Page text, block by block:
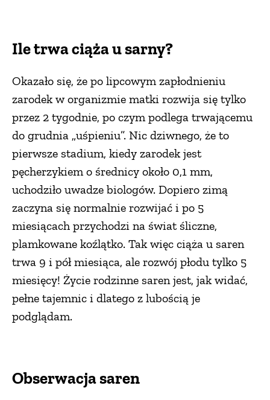
Ile trwa ciąża u sarny?
Okazało się, że po lipcowym zapłodnieniu
zarodek w organizmie matki rozwija się tylko
przez 2 tygodnie, po czym podlega trwającemu
do grudnia „uśpieniu”. Nic dziwnego, że to
pierwsze stadium, kiedy zarodek jest
pęcherzykiem o średnicy około 0,1 mm,
uchodziło uwadze biologów. Dopiero zimą
zaczyna się normalnie rozwijać i po 5
miesiącach przychodzi na świat śliczne,
plamkowane koźlątko. Tak więc ciąża u saren
trwa 9 i pół miesiąca, ale rozwój płodu tylko 5
miesięcy! Życie rodzinne saren jest, jak widać,
pełne tajemnic i dlatego z lubością je
podglądam.
Obserwacja saren